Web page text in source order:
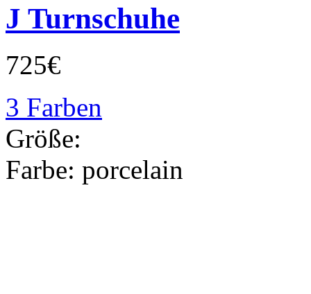
J Turnschuhe
725€
3 Farben
Größe:
Farbe: porcelain